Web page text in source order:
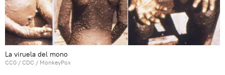
La viruela del mono
CC0 / CDC / MonkeyPox